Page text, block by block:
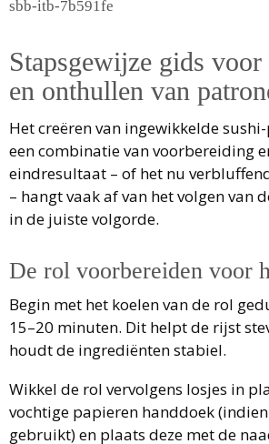
sbb-itb-7b591fe
Stapsgewijze gids voor
en onthullen van
Het creëren van ingewikkelde
een combinatie van voorbereiding
eindresultaat – of het nu
– hangt vaak af van het volgen van
in de juiste volgorde.
De rol voorbereiden voor
Begin met het koelen van de rol
15–20 minuten. Dit helpt de rijst
houdt de ingrediënten stabiel.
Wikkel de rol vervolgens losjes in
vochtige papieren handdoek
gebruikt) en plaats deze met de